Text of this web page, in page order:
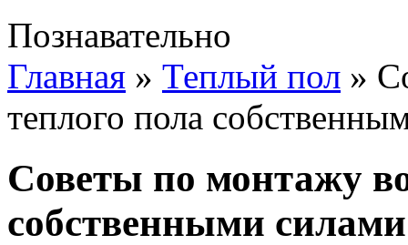
Познавательно
Главная » Теплый пол »
теплого пола
Советы по монтажу
собственными силами